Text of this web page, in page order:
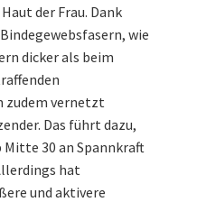
der Frau. Dank
wie
dicker als beim
zudem vernetzt
Das führt dazu,
Mitte 30 an Spannkraft
hat
und aktivere